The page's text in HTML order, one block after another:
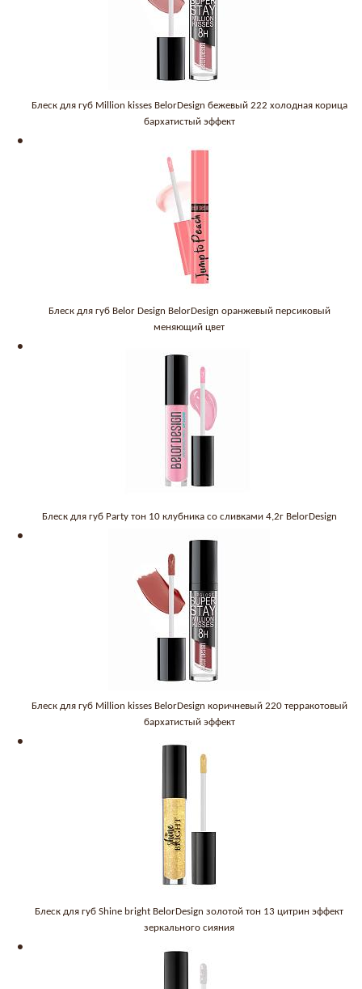
Блеск для губ Million kisses BelorDesign бежевый 222 холодная корица
бархатистый эффект
Блеск для губ Belor Design BelorDesign оранжевый персиковый
меняющий цвет
Блеск для губ Party тон 10 клубника со сливками 4,2г BelorDesign
Блеск для губ Million kisses BelorDesign коричневый 220 терракотовый
бархатистый эффект
Блеск для губ Shine bright BelorDesign золотой тон 13 цитрин эффект
зеркального сияния